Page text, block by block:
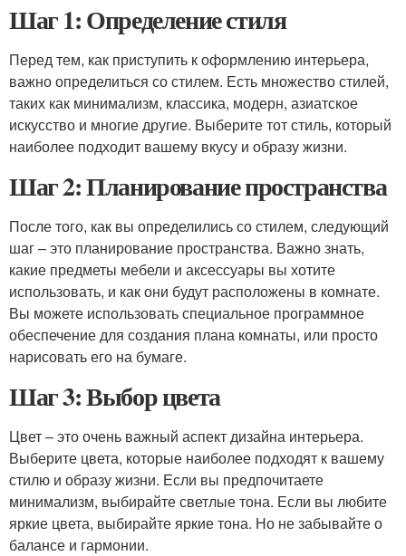
Шаг 1: Определение стиля
Перед тем, как приступить к оформлению интерьера,
важно определиться со стилем. Есть множество стилей,
таких как минимализм, классика, модерн, азиатское
искусство и многие другие. Выберите тот стиль, который
наиболее подходит вашему вкусу и образу жизни.
Шаг 2: Планирование пространства
После того, как вы определились со стилем, следующий
шаг – это планирование пространства. Важно знать,
какие предметы мебели и аксессуары вы хотите
использовать, и как они будут расположены в комнате.
Вы можете использовать специальное программное
обеспечение для создания плана комнаты, или просто
нарисовать его на бумаге.
Шаг 3: Выбор цвета
Цвет – это очень важный аспект дизайна интерьера.
Выберите цвета, которые наиболее подходят к вашему
стилю и образу жизни. Если вы предпочитаете
минимализм, выбирайте светлые тона. Если вы любите
яркие цвета, выбирайте яркие тона. Но не забывайте о
балансе и гармонии.